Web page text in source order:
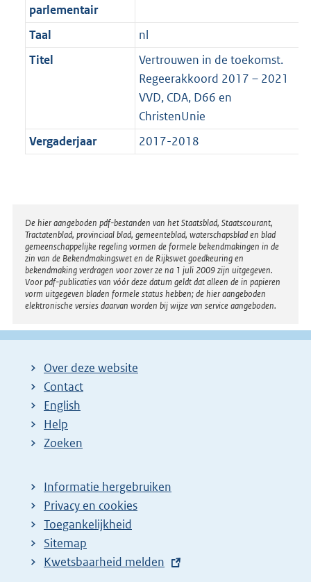
parlementair
Taal
nl
Titel
Vertrouwen in de toekomst.
Regeerakkoord 2017 – 2021
VVD, CDA, D66 en
ChristenUnie
Vergaderjaar
2017-2018
Disclaimer
De hier aangeboden pdf-bestanden van het Staatsblad, Staatscourant,
Tractatenblad, provinciaal blad, gemeenteblad, waterschapsblad en blad
gemeenschappelijke regeling vormen de formele bekendmakingen in de
zin van de Bekendmakingswet en de Rijkswet goedkeuring en
bekendmaking verdragen voor zover ze na 1 juli 2009 zijn uitgegeven.
Voor pdf-publicaties van vóór deze datum geldt dat alleen de in papieren
vorm uitgegeven bladen formele status hebben; de hier aangeboden
elektronische versies daarvan worden bij wijze van service aangeboden.
Over deze website
Contact
English
Help
Zoeken
Informatie hergebruiken
Privacy en cookies
Toegankelijkheid
Sitemap
E
Kwetsbaarheid melden